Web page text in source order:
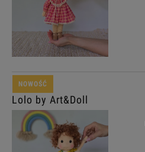
Lolo by Art&Doll
NOWOŚĆ